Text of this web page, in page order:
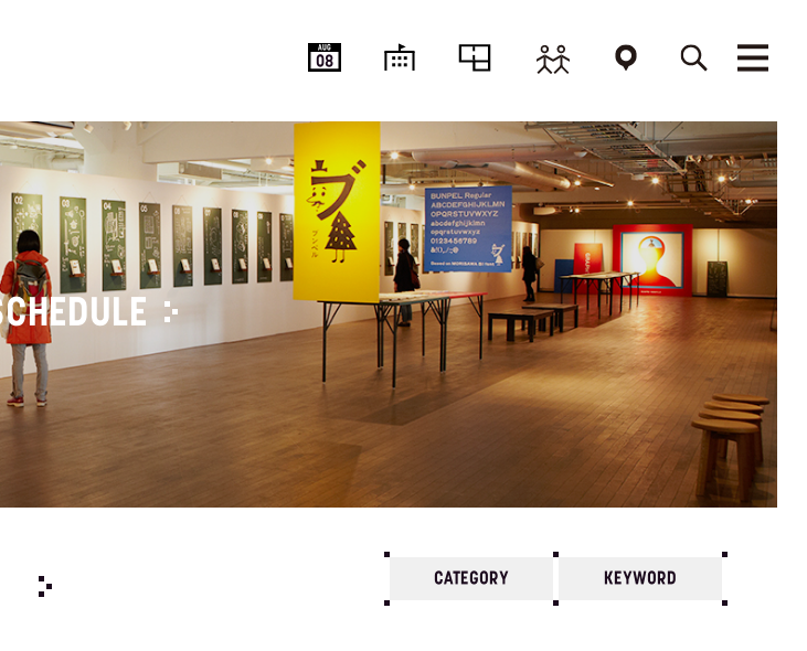
AUG
08
2017/ 4 3 2 2016/
CATEGORY KEYWORD